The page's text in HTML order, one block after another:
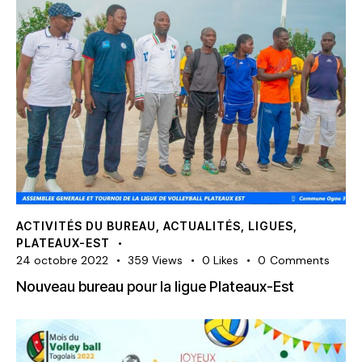
ACTIVITÉS DU BUREAU ACTUALITÉS LIGUES
PLATEAUX-EST
24 octobre 2022 359 Views 0 Likes 0 Comments
Nouveau bureau pour la ligue Plateaux-Est